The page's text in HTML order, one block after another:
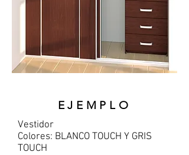
EJEMPLO
Vestidor
Colores: BLANCO TOUCH Y GRIS
TOUCH